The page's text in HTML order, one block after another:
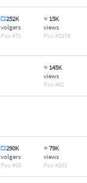
252K
volgers
71
15K
views
1678
145K
views
61
290K
volgers
65
79K
views
201